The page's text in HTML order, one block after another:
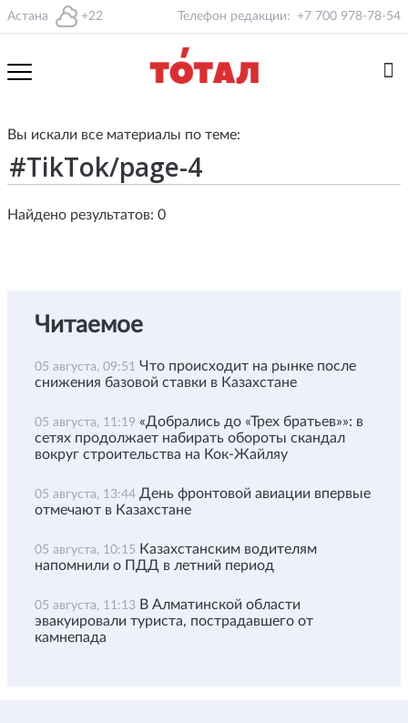
Астана +22 Телефон редакции: +7 700 978-78-54
Вы искали все материалы по теме:
Найдено результатов: 0
Читаемое
05 августа, 09:51 Что происходит на рынке после
снижения базовой ставки в Казахстане
05 августа, 11:19 «Добрались до «Трех братьев»»: в
сетях продолжает набирать обороты скандал
вокруг строительства на Кок-Жайляу
05 августа, 13:44 День фронтовой авиации впервые
отмечают в Казахстане
05 августа, 10:15 Казахстанским водителям
напомнили о ПДД в летний период
05 августа, 11:13 В Алматинской области
эвакуировали туриста, пострадавшего от
камнепада